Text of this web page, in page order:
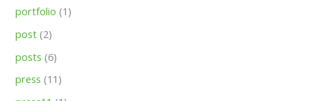
portfolio (1)
post (2)
posts (6)
press (11)